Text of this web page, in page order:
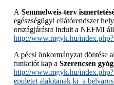
A Semmelweis-terv
egészségügyi ellátórendszer
országjárásra indult a NEFMI
http://www.mgyk.hu/
A pécsi önkormányzat döntése
funkciót kap a Szerencsen
http://www.mgyk.hu/
epuletet alakitanak ki_a